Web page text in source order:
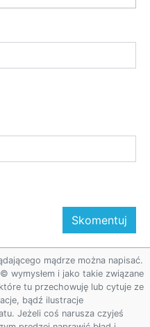
mądrze można napisać.
wymysłem i jako takie związane
tu przechowuję lub cytuje ze
bądź ilustracje
Jeżeli coś narusza czyjeś